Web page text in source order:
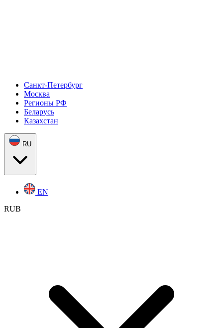
Санкт-Петербург
Москва
Регионы РФ
Беларусь
Казахстан
RU
EN
RUB